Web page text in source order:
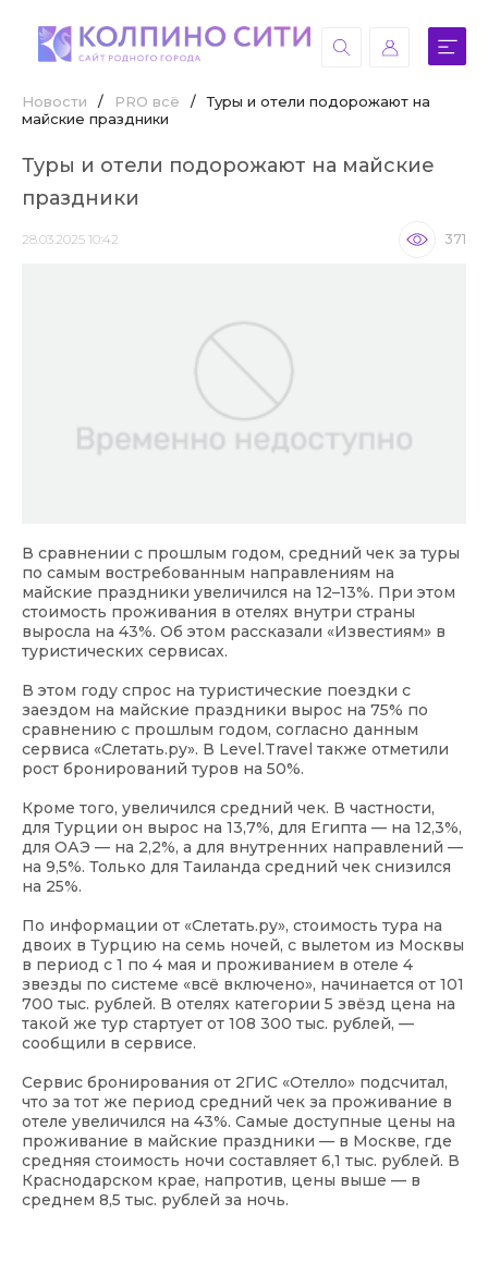
Новости / PRO всё /
Туры и отели подорожают на
майские праздники
Туры и отели подорожают на майские
праздники
28.03.2025 10:42 371
В сравнении с прошлым годом, средний чек за туры
по самым востребованным направлениям на
майские праздники увеличился на 12–13%. При этом
стоимость проживания в отелях внутри страны
выросла на 43%. Об этом рассказали «Известиям» в
туристических сервисах.
В этом году спрос на туристические поездки с
заездом на майские праздники вырос на 75% по
сравнению с прошлым годом, согласно данным
сервиса «Слетать.ру». В Level.Travel также отметили
рост бронирований туров на 50%.
Кроме того, увеличился средний чек. В частности,
для Турции он вырос на 13,7%, для Египта — на 12,3%,
для ОАЭ — на 2,2%, а для внутренних направлений —
на 9,5%. Только для Таиланда средний чек снизился
на 25%.
По информации от «Слетать.ру», стоимость тура на
двоих в Турцию на семь ночей, с вылетом из Москвы
в период с 1 по 4 мая и проживанием в отеле 4
звезды по системе «всё включено», начинается от 101
700 тыс. рублей. В отелях категории 5 звёзд цена на
такой же тур стартует от 108 300 тыс. рублей, —
сообщили в сервисе.
Сервис бронирования от 2ГИС «Отелло» подсчитал,
что за тот же период средний чек за проживание в
отеле увеличился на 43%. Самые доступные цены на
проживание в майские праздники — в Москве, где
средняя стоимость ночи составляет 6,1 тыс. рублей. В
Краснодарском крае, напротив, цены выше — в
среднем 8,5 тыс. рублей за ночь.